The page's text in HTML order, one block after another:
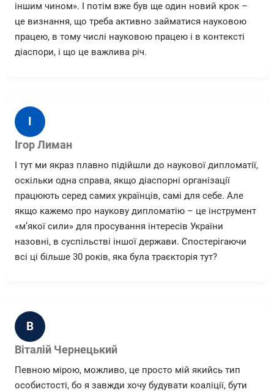
іншим чином». І потім вже був ще один новий крок –
це визнання, що треба активно займатися науковою
працею, в тому числі науковою працею і в контексті
діаспори, і що це важлива річ.
І
Ігор Лиман
І тут ми якраз плавно підійшли до наукової дипломатії,
оскільки одна справа, якщо діаспорні організації
працюють серед самих українців, самі для себе. Але
якщо кажемо про наукову дипломатію – це інструмент
«м’якої сили» для просування інтересів України
назовні, в суспільстві іншої держави. Спостерігаючи
всі ці більше 30 років, яка була траєкторія тут?
В
Віталій Чернецький
Певною мірою, можливо, це просто мій якийсь тип
особистості, бо я завжди хочу будувати коаліції, бути